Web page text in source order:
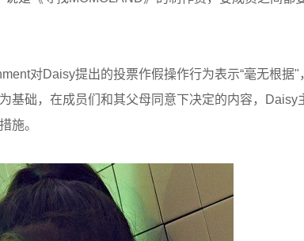
对Daisy提出的投票作假操作行为表示“毫无根据"
基础，在成员们和其父母同意下决定的内容，Daisy
施。